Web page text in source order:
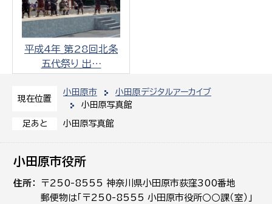
現在位置
小田原市
小田原デジタルアーカイブ
小田原写真館
足あと 小田原写真館
平成4年_第28回北条
五代祭り_出…
小田原市役所
住所
〒250-8555 神奈川県小田原市荻窪300番地
郵便物は「〒250-8555 小田原市役所○○課（室）」